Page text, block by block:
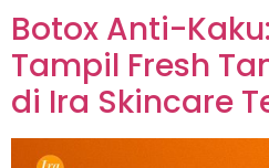
Botox Anti-
Tampil Fresh
di Ira Skincare